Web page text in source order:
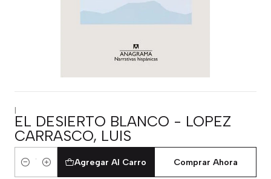
|
EL DESIERTO BLANCO - LOPEZ
CARRASCO, LUIS
Cantidad
Agregar Al Carro Comprar Ahora